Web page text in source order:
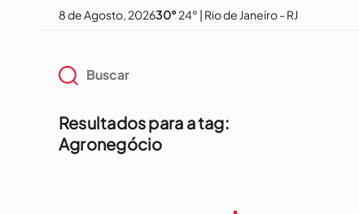
8 de Agosto, 202630°24° | Rio de Janeiro - RJ
Resultados para a tag:
Agronegócio